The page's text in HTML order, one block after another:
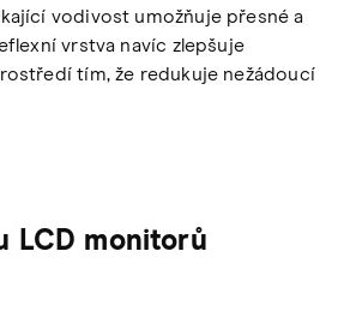
vodivost umožňuje přesné a
vrstva navíc zlepšuje
tím, že redukuje nežádoucí
LCD monitorů